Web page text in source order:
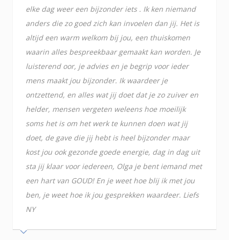
elke dag weer een bijzonder iets . Ik ken niemand
anders die zo goed zich kan invoelen dan jij. Het is
altijd een warm welkom bij jou, een thuiskomen
waarin alles bespreekbaar gemaakt kan worden. Je
luisterend oor, je advies en je begrip voor ieder
mens maakt jou bijzonder. Ik waardeer je
ontzettend, en alles wat jij doet dat je zo zuiver en
helder, mensen vergeten weleens hoe moeilijk
soms het is om het werk te kunnen doen wat jij
doet, de gave die jij hebt is heel bijzonder maar
kost jou ook gezonde goede energie, dag in dag uit
sta jij klaar voor iedereen, Olga je bent iemand met
een hart van GOUD! En je weet hoe blij ik met jou
ben, je weet hoe ik jou gesprekken waardeer. Liefs
NY